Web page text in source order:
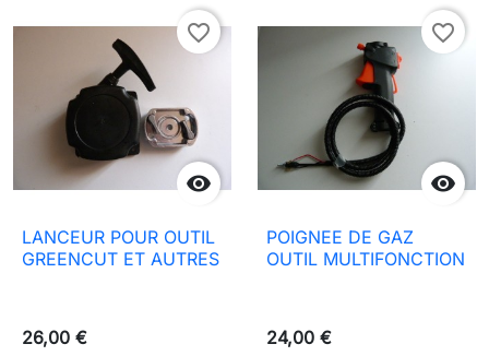

favorite_border
LANCEUR POUR OUTIL
GREENCUT ET AUTRES
26,00 €

favorite_border
POIGNEE DE GAZ
OUTIL MULTIFONCTION
24,00 €